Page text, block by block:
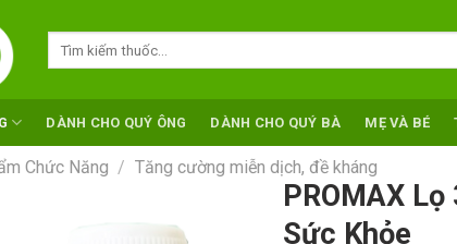
DÀNH CHO QUÝ ÔNG DÀNH CHO QUÝ BÀ MẸ VÀ BÉ
Chức Năng / Tăng cường miễn dịch, đề kháng
PROMAX
Sức Khỏe